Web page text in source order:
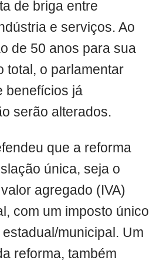
de briga entre
e serviços. Ao
de 50 anos para sua
total, o parlamentar
benefícios já
serão alterados.
que a reforma
única, seja o
agregado (IVA)
com um imposto único
municipal. Um
reforma, também